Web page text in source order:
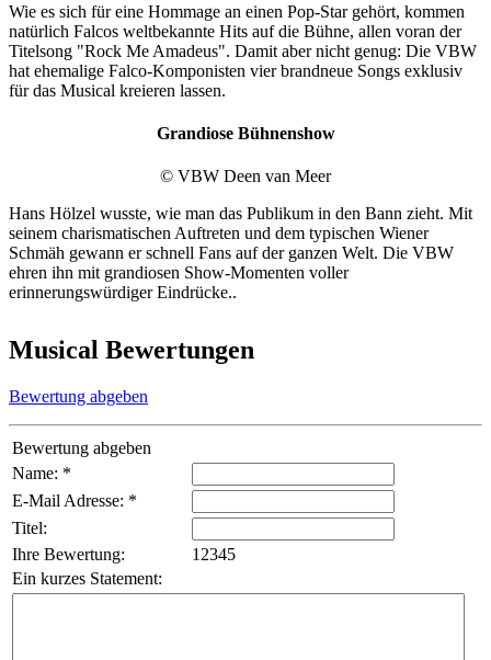
Wie es sich für eine Hommage an einen Pop-Star gehört, kommen
natürlich Falcos weltbekannte Hits auf die Bühne, allen voran der
Titelsong "Rock Me Amadeus". Damit aber nicht genug: Die VBW
hat ehemalige Falco-Komponisten vier brandneue Songs exklusiv
für das Musical kreieren lassen.
Grandiose Bühnenshow
© VBW Deen van Meer
Hans Hölzel wusste, wie man das Publikum in den Bann zieht. Mit
seinem charismatischen Auftreten und dem typischen Wiener
Schmäh gewann er schnell Fans auf der ganzen Welt. Die VBW
ehren ihn mit grandiosen Show-Momenten voller
erinnerungswürdiger Eindrücke..
Musical Bewertungen
Bewertung abgeben
Bewertung abgeben
Name: *
E-Mail Adresse: *
Titel:
Ihre Bewertung:
1 2345
Ein kurzes Statement: